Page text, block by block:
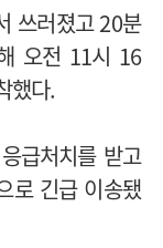
쓰러졌고 20분
오전 11시 16
했다.
급처치를 받고
로 긴급 이송됐